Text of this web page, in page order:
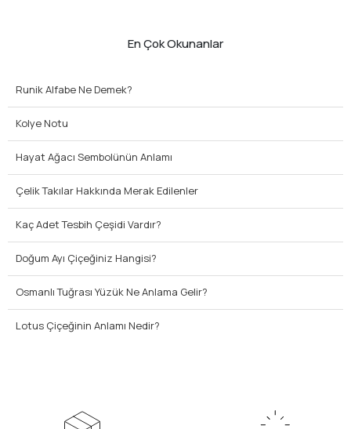
En Çok Okunanlar
Runik Alfabe Ne Demek?
Kolye Notu
Hayat Ağacı Sembolünün Anlamı
Çelik Takılar Hakkında Merak Edilenler
Kaç Adet Tesbih Çeşidi Vardır?
Doğum Ayı Çiçeğiniz Hangisi?
Osmanlı Tuğrası Yüzük Ne Anlama Gelir?
Lotus Çiçeğinin Anlamı Nedir?